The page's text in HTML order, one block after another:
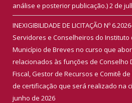
análise e posterior publicação.)2 de
INEXIGIBILIDADE DE LICITAÇÃO Nº
Servidores e Conselheiros do Instituto
Município de Breves no curso que
relacionados às funções de Conselho
Fiscal, Gestor de Recursos e Comitê
de certificação que será realizado na
junho de 2026